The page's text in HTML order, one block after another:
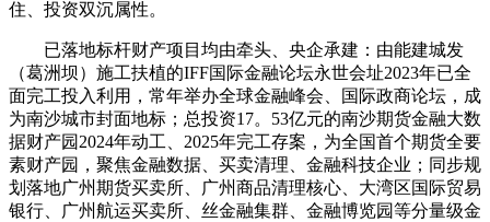
住、投资双沉属性。
已落地标杆财产项目均由牵头、央企承建：由能建城发
（葛洲坝）施工扶植的IFF国际金融论坛永世会址2023年已全
面完工投入利用，常年举办全球金融峰会、国际政商论坛，成
为南沙城市封面地标；总投资17。53亿元的南沙期货金融大数
据财产园2024年动工、2025年完工存案，为全国首个期货全要
素财产园，聚焦金融数据、买卖清理、金融科技企业；同步规
划落地广州期货买卖所、广州商品清理核心、大湾区国际贸易
银行、广州航运买卖所、丝金融集群、金融博览园等分量级金